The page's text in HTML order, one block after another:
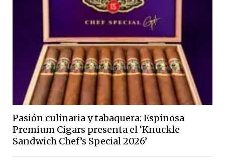
Pasión culinaria y tabaquera: Espinosa
Premium Cigars presenta el ‘Knuckle
Sandwich Chef’s Special 2026’